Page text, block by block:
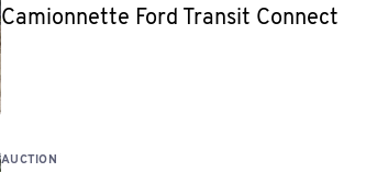
Camionnette Ford Transit Connect
AUCTION